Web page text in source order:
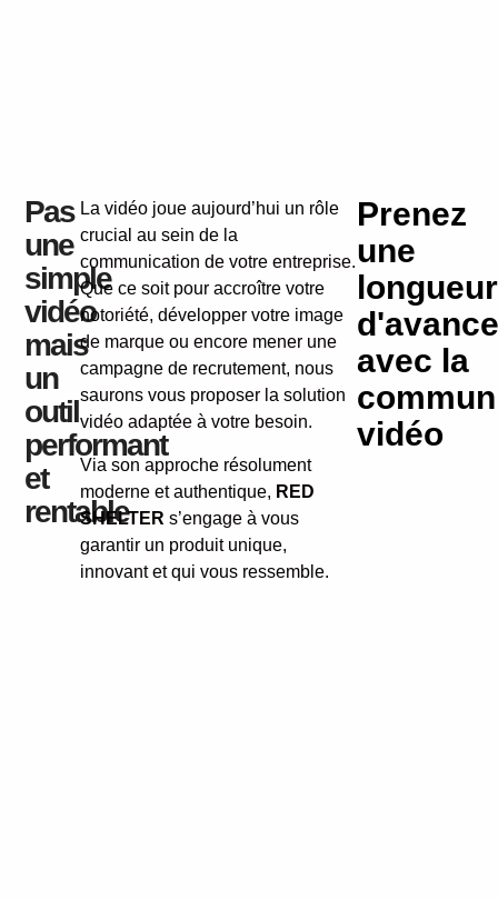
Pas
une
simple
vidéo
mais
un
outil
performant
et
rentable
La vidéo joue aujourd’hui un rôle
crucial au sein de la
communication de votre entreprise.
Que ce soit pour accroître votre
notoriété, développer votre image
de marque ou encore mener une
campagne de recrutement, nous
saurons vous proposer la solution
vidéo adaptée à votre besoin.
Via son approche résolument
moderne et authentique, RED
SHELTER s’engage à vous
garantir un produit unique,
innovant et qui vous ressemble.
Prenez
une
longueur
d'avance
avec la
vidéo